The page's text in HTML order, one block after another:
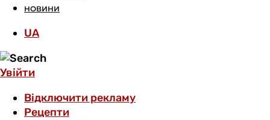
НОВИНИ
UA
Увійти
Відключити рекламу
Рецепти